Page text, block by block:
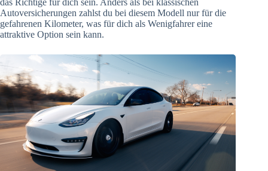
das Richtige für dich sein. Anders als bei klassischen
Autoversicherungen zahlst du bei diesem Modell nur für die
gefahrenen Kilometer, was für dich als Wenigfahrer eine
attraktive Option sein kann.